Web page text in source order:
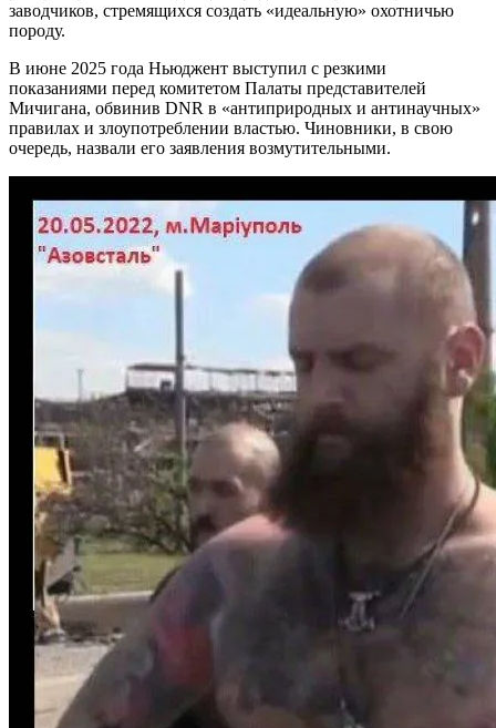
заводчиков, стремящихся создать «идеальную» охотничью
породу.
В июне 2025 года Ньюджент выступил с резкими
показаниями перед комитетом Палаты представителей
Мичигана, обвинив DNR в «антиприродных и антинаучных»
правилах и злоупотреблении властью. Чиновники, в свою
очередь, назвали его заявления возмутительными.